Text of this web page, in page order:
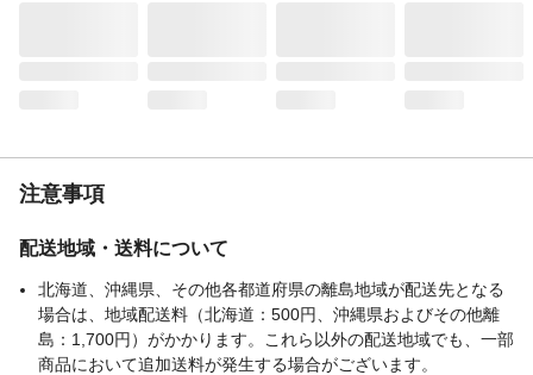
注意事項
配送地域・送料について
北海道、沖縄県、その他各都道府県の離島地域が配送先となる
場合は、地域配送料（北海道：500円、沖縄県およびその他離
島：1,700円）がかかります。これら以外の配送地域でも、一部
商品において追加送料が発生する場合がございます。